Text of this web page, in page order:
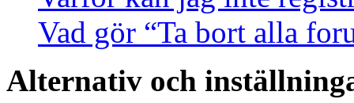
Vad gör “Ta bort alla
Alternativ och